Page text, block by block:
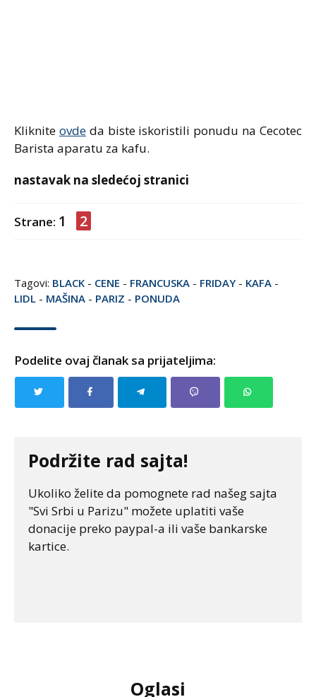
Kliknite ovdeda biste iskoristili ponudu na Cecotec
Barista aparatu za kafu.
nastavak na sledećoj stranici
Strane: 1 2
Tagovi: BLACK - CENE - FRANCUSKA - FRIDAY - KAFA -
LIDL - MAŠINA - PARIZ - PONUDA
Podelite ovaj članak sa prijateljima:
Podržite rad sajta!
Ukoliko želite da pomognete rad našeg sajta
"Svi Srbi u Parizu" možete uplatiti vaše
donacije preko paypal-a ili vaše bankarske
kartice.
Oglasi